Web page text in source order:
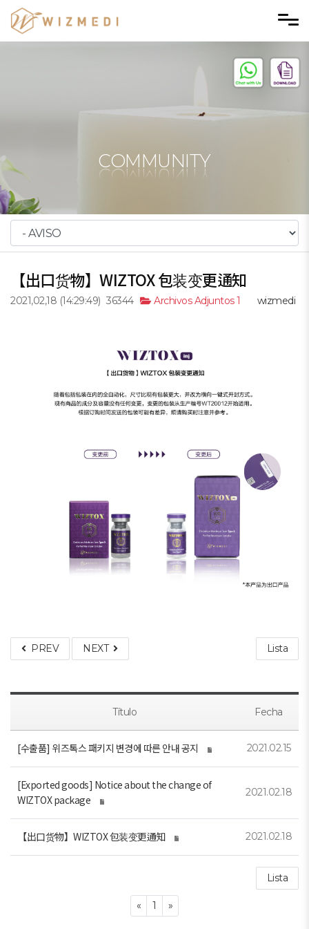
Skip to menu
COMMUNITY
【出口货物】WIZTOX 包装变更通知
wizmedi
2021,02,18 (14:29:49) 36344 Archivos Adjuntos 1
PREV NEXT Lista
Título Fecha
[수출품] 위즈톡스 패키지 변경에 따른 안내 공지 2021.02.15
[Exported goods] Notice about the change of
WIZTOX package
2021.02.18
【出口货物】WIZTOX 包装变更通知 2021.02.18
Lista
«Previous
1 »Next